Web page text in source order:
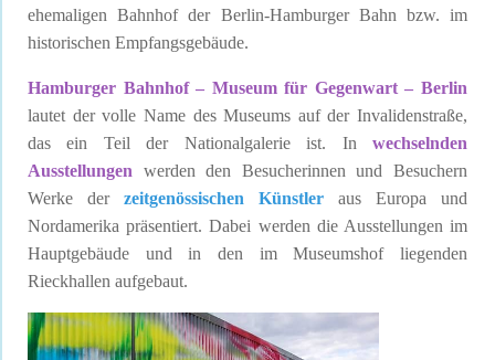
ehemaligen Bahnhof der Berlin-Hamburger Bahn bzw. im
historischen Empfangsgebäude.
Hamburger Bahnhof – Museum für Gegenwart – Berlin
lautet der volle Name des Museums auf der Invalidenstraße,
das ein Teil der Nationalgalerie ist. In wechselnden
Ausstellungen werden den Besucherinnen und Besuchern
Werke der zeitgenössischen Künstler aus Europa und
Nordamerika präsentiert. Dabei werden die Ausstellungen im
Hauptgebäude und in den im Museumshof liegenden
Rieckhallen aufgebaut.